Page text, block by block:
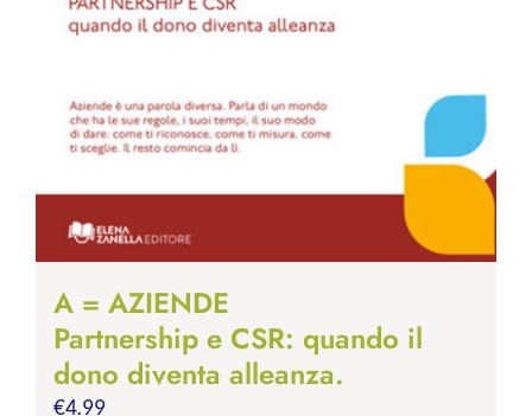
A = AZIENDE
Partnership e CSR: quando il
dono diventa alleanza.
€4.99